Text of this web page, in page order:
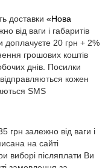
доставки «Нова
від ваги і габаритів
доплачуєте 20 грн + 2%
грошових коштів
днів. Посилки
відправляються кожен
SMS
грн залежно від ваги і
на сайті
виборі післяплати Ви